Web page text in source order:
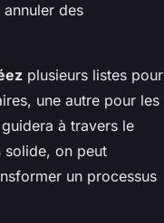
des
plusieurs listes pour
une autre pour les
à travers le
solide, on peut
un processus